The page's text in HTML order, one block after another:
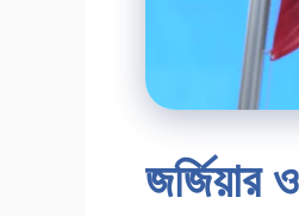
জর্জিয়ার